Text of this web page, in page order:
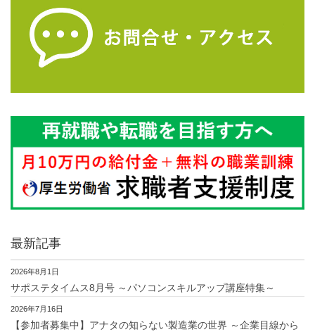
最新記事
2026年8月1日
サポステタイムス8月号 ～パソコンスキルアップ講座特集～
2026年7月16日
【参加者募集中】アナタの知らない製造業の世界 ～企業目線から